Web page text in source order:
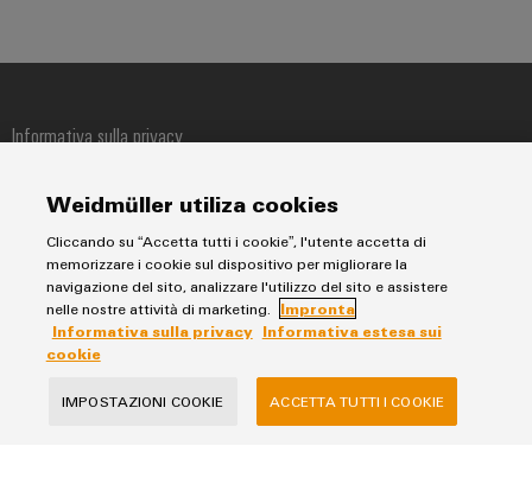
Informativa sulla privacy
Informativa estesa sui cookie
Weidmüller Italia
via Albert Einstein 4
20092 Cinisello Balsamo MI
telefono +39 02 66068-1
fax +39 02 6124945
Weidmüller utiliza cookies
Cliccando su “Accetta tutti i cookie”, l'utente accetta di
memorizzare i cookie sul dispositivo per migliorare la
navigazione del sito, analizzare l'utilizzo del sito e assistere
nelle nostre attività di marketing.
Impronta
Informativa sulla privacy Informativa estesa sui
cookie
IMPOSTAZIONI COOKIE ACCETTA TUTTI I COOKIE